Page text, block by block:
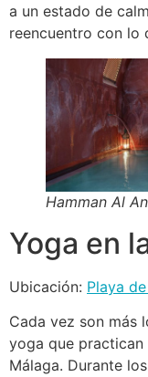
a un estado de
reencuentro con lo
Hamman Al
Yoga en
Ubicación: Playa
Cada vez son más
yoga que practican
Málaga. Durante